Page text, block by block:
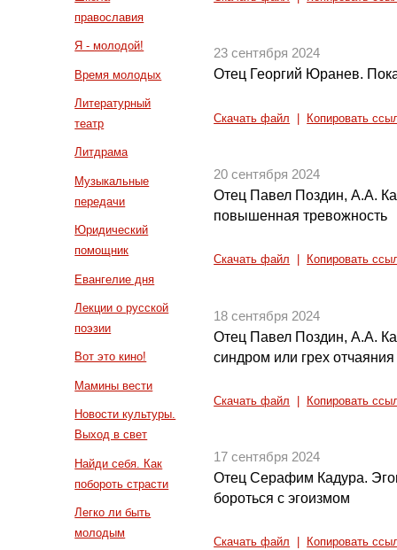
православия
Я - молодой!
Время молодых
Литературный
театр
Литдрама
Музыкальные
передачи
Юридический
помощник
Евангелие дня
Лекции о русской
поэзии
Вот это кино!
Мамины вести
Новости культуры.
Выход в свет
Найди себя. Как
побороть страсти
Легко ли быть
молодым
23 сентября 2024
Отец Георгий Юранев.
Скачать файл Копировать
20 сентября 2024
Отец Павел Поздин, А.А.
повышенная тревожность
Скачать файл Копировать
18 сентября 2024
Отец Павел Поздин, А.А.
синдром или грех отчаяния
Скачать файл Копировать
17 сентября 2024
Отец Серафим Кадура.
бороться с эгоизмом
Скачать файл Копировать